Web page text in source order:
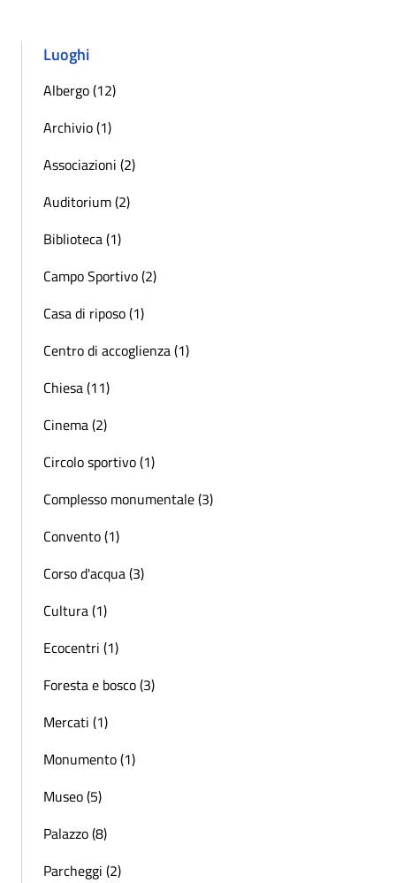
Luoghi
Albergo (12)
Archivio (1)
Associazioni (2)
Auditorium (2)
Biblioteca (1)
Campo Sportivo (2)
Casa di riposo (1)
Centro di accoglienza (1)
Chiesa (11)
Cinema (2)
Circolo sportivo (1)
Complesso monumentale (3)
Convento (1)
Corso d'acqua (3)
Cultura (1)
Ecocentri (1)
Foresta e bosco (3)
Mercati (1)
Monumento (1)
Museo (5)
Palazzo (8)
Parcheggi (2)